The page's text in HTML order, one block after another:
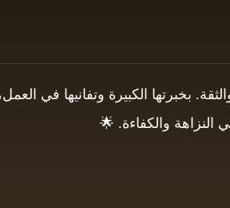
بخبرتها الكبيرة وتفانيها
النزاهة والكفاءة. 🌟